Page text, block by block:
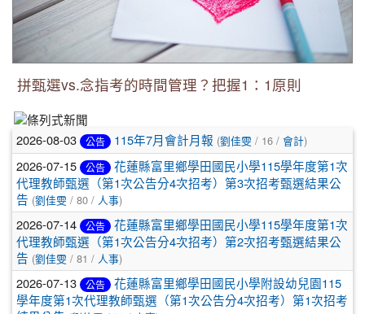
拼甄選vs.念指考的時間管理？把握1：1原則
2026-08-03 公告 115年7月會計月報 (劉佳雯 / 16 / 會計)
2026-07-15 公告
花蓮縣富里鄉學田國民小學115學年度第1次
代理教師甄選（第1次公告分4次招考）第3次招考甄選結果公
告 (劉佳雯 / 80 / 人事)
2026-07-14 公告
花蓮縣富里鄉學田國民小學115學年度第1次
代理教師甄選（第1次公告分4次招考）第2次招考甄選結果公
告 (劉佳雯 / 81 / 人事)
2026-07-13 公告
花蓮縣富里鄉學田國民小學附設幼兒園115
學年度第1次代理教師甄選（第1次公告分4次招考）第1次招考